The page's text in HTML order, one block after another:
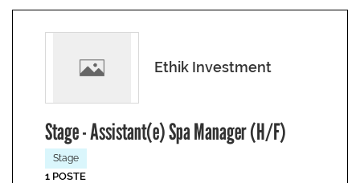
Ethik Investment
Stage - Assistant(e) Spa Manager (H/F)
Stage
1 POSTE